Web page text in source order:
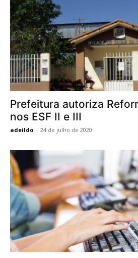
Prefeitura autoriza
nos ESF II e III
adeildo - 24 de julho de 2020